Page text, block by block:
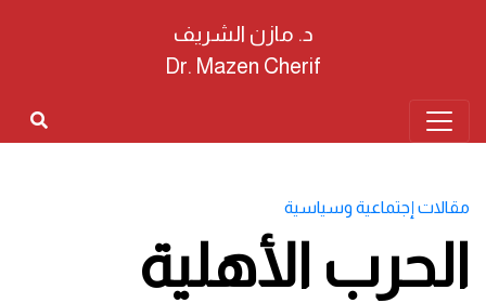
د. مازن الشريف
Dr. Mazen Cherif
مقالات إجتماعية وسياسية
الحرب الأهلية